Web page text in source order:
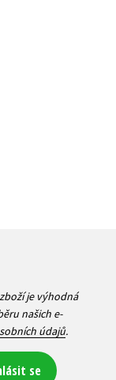
je výhodná
našich e-
údajů.
se